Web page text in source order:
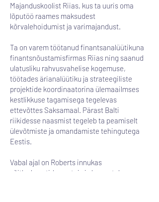
Majanduskoolist Riias, kus ta uuris oma
lõputöö raames maksudest
kõrvalehoidumist ja varimajandust.
Ta on varem töötanud finantsanalüütikuna
finantsnõustamisfirmas Riias ning saanud
ulatusliku rahvusvahelise kogemuse,
töötades ärianalüütiku ja strateegiliste
projektide koordinaatorina ülemaailmses
kestlikkuse tagamisega tegelevas
ettevõttes Saksamaal. Pärast Balti
riikidesse naasmist tegeleb ta peamiselt
ülevõtmiste ja omandamiste tehingutega
Eestis.
Vabal ajal on Roberts innukas
võitluskunstide austaja ja harrastab